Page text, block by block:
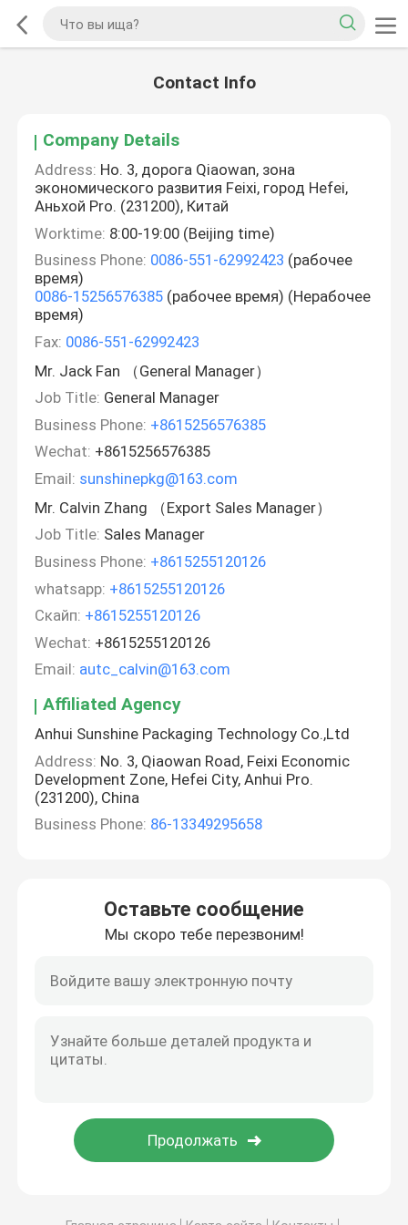
Contact Info
Company Details
Address: Но. 3, дорога Qiaowan, зона
экономического развития Feixi, город Hefei,
Аньхой Pro. (231200), Китай
Worktime: 8:00-19:00 (Beijing time)
Business Phone: 0086-551-62992423 (рабочее
время)
0086-15256576385 (рабочее время) (Нерабочее
время)
Fax: 0086-551-62992423
Mr. Jack Fan （General Manager）
Job Title: General Manager
Business Phone: +8615256576385
Wechat: +8615256576385
Email: sunshinepkg@163.com
Mr. Calvin Zhang （Export Sales Manager）
Job Title: Sales Manager
Business Phone: +8615255120126
whatsapp: +8615255120126
Скайп: +8615255120126
Wechat: +8615255120126
Email: autc_calvin@163.com
Affiliated Agency
Anhui Sunshine Packaging Technology Co.,Ltd
Address: No. 3, Qiaowan Road, Feixi Economic
Development Zone, Hefei City, Anhui Pro.
(231200), China
Business Phone: 86-13349295658
Оставьте сообщение
Мы скоро тебе перезвоним!